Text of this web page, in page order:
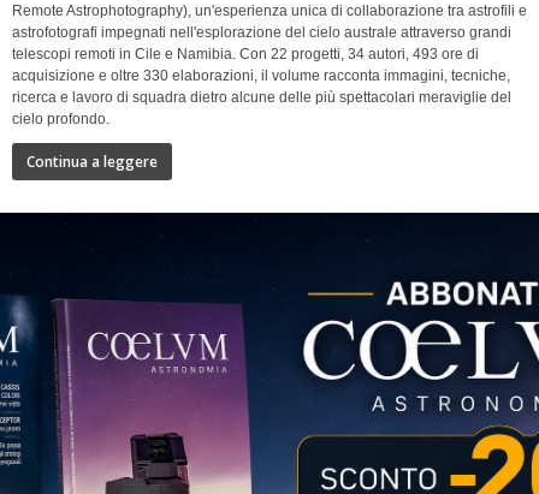
Remote Astrophotography), un'esperienza unica di collaborazione tra astrofili e
astrofotografi impegnati nell'esplorazione del cielo australe attraverso grandi
telescopi remoti in Cile e Namibia. Con 22 progetti, 34 autori, 493 ore di
acquisizione e oltre 330 elaborazioni, il volume racconta immagini, tecniche,
ricerca e lavoro di squadra dietro alcune delle più spettacolari meraviglie del
cielo profondo.
Continua a leggere